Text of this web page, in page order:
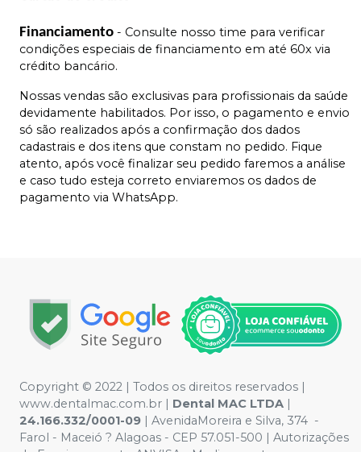
Financiamento - Consulte nosso time para verificar
condições especiais de financiamento em até 60x via
crédito bancário.
Nossas vendas são exclusivas para profissionais da saúde
devidamente habilitados. Por isso, o pagamento e envio
só são realizados após a confirmação dos dados
cadastrais e dos itens que constam no pedido. Fique
atento, após você finalizar seu pedido faremos a análise
e caso tudo esteja correto enviaremos os dados de
pagamento via WhatsApp.
Copyright © 2022 | Todos os direitos reservados |
www.dentalmac.com.br | Dental MAC LTDA |
24.166.332/0001-09 | AvenidaMoreira e Silva, 374 -
Farol - Maceió ? Alagoas - CEP 57.051-500 | Autorizações